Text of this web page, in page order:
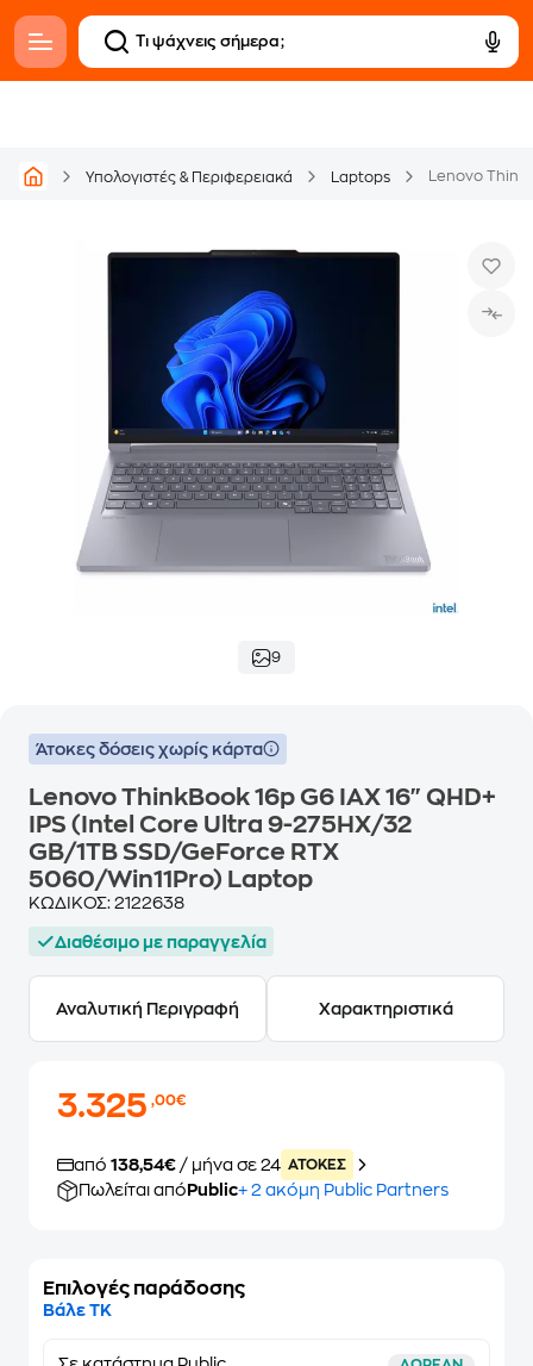
Υπολογιστές & Περιφερειακά Laptops
9
Άτοκες δόσεις χωρίς κάρτα
Lenovo ThinkBook 16p G6 IAX 16" QHD+
IPS (Intel Core Ultra 9-275HX/32
GB/1TB SSD/GeForce RTX
5060/Win11Pro) Laptop
ΚΩΔΙΚΟΣ: 2122638
Διαθέσιμο με παραγγελία
Αναλυτική Περιγραφή Χαρακτηριστικά
3.325,00€
από 138,54€ / μήνα σε 24 ATOKEΣ
Πωλείται από Public+ 2 ακόμη Public Partners
Επιλογές παράδοσης
Βάλε ΤΚ